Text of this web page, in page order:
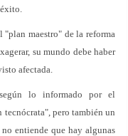
"plan maestro" de la reforma
su mundo debe haber
afectada.
lo informado por el
tecnócrata", pero también un
entiende que hay algunas